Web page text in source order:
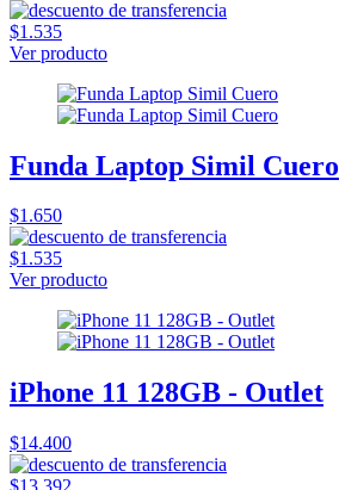
$1.535
Ver producto
Funda Laptop Simil Cuero
$1.650
$1.535
Ver producto
iPhone 11 128GB - Outlet
$14.400